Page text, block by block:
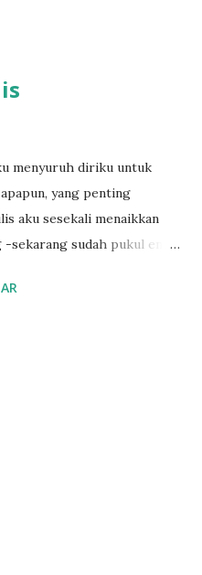
aku ingin sedikit berbagi
itu yang pasti aku sudah
kuliah itu pasti yang ada di
menyuruh diriku untuk
yang penting
aku sesekali menaikkan
sekarang sudah pukul enam
sebenanya tugas
ada. karena